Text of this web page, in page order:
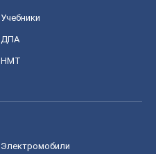
Учебники
ДПА
НМТ
Электромобили